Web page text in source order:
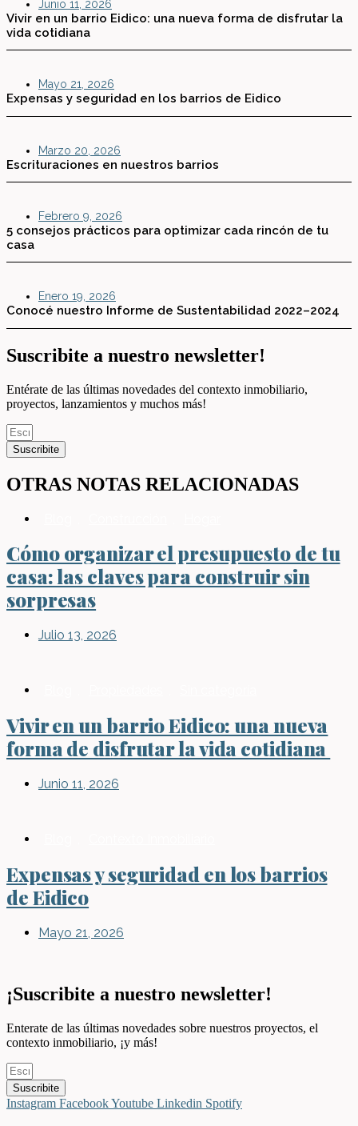
Junio 11, 2026
Vivir en un barrio Eidico: una nueva forma de disfrutar la
vida cotidiana
Mayo 21, 2026
Expensas y seguridad en los barrios de Eidico
Marzo 20, 2026
Escrituraciones en nuestros barrios
Febrero 9, 2026
5 consejos prácticos para optimizar cada rincón de tu
casa
Enero 19, 2026
Conocé nuestro Informe de Sustentabilidad 2022–2024
Suscribite a nuestro newsletter!
Entérate de las últimas novedades del contexto inmobiliario,
proyectos, lanzamientos y muchos más!
Suscribite
OTRAS NOTAS RELACIONADAS
Cómo organizar el presupuesto de tu
casa: las claves para construir sin
sorpresas
Julio 13, 2026
Vivir en un barrio Eidico: una nueva
forma de disfrutar la vida cotidiana
Junio 11, 2026
Expensas y seguridad en los barrios
de Eidico
Mayo 21, 2026
¡Suscribite a nuestro newsletter!
Enterate de las últimas novedades sobre nuestros proyectos, el
contexto inmobiliario, ¡y más!
Suscribite
Instagram FacebookYoutube Linkedin Spotify